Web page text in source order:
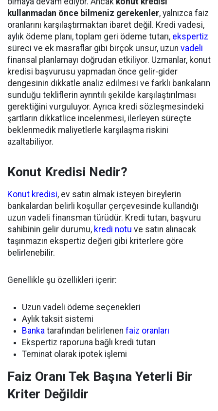
kullanmadan önce bilmeniz gerekenler, yalnızca faiz
oranlarını karşılaştırmaktan ibaret değil. Kredi vadesi,
aylık ödeme planı, toplam geri ödeme tutarı, ekspertiz
süreci ve ek masraflar gibi birçok unsur, uzun vadeli
finansal planlamayı doğrudan etkiliyor. Uzmanlar, konut
kredisi başvurusu yapmadan önce gelir-gider
dengesinin dikkatle analiz edilmesi ve farklı bankaların
sunduğu tekliflerin ayrıntılı şekilde karşılaştırılması
gerektiğini vurguluyor. Ayrıca kredi sözleşmesindeki
şartların dikkatlice incelenmesi, ilerleyen süreçte
beklenmedik maliyetlerle karşılaşma riskini
azaltabiliyor.
Konut Kredisi Nedir?
Konut kredisi, ev satın almak isteyen bireylerin
bankalardan belirli koşullar çerçevesinde kullandığı
uzun vadeli finansman türüdür. Kredi tutarı, başvuru
sahibinin gelir durumu, kredi notu ve satın alınacak
taşınmazın ekspertiz değeri gibi kriterlere göre
belirlenebilir.
Genellikle şu özellikleri içerir:
Uzun vadeli ödeme seçenekleri
Aylık taksit sistemi
Banka tarafından belirlenen faiz oranları
Ekspertiz raporuna bağlı kredi tutarı
Teminat olarak ipotek işlemi
Faiz Oranı Tek Başına Yeterli Bir
Kriter Değildir